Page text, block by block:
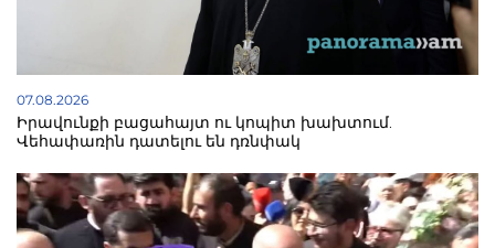
07.08.2026
Իրավունքի բացահայտ ու կոպիտ խախտում.
Վեհափառին դատելու են դռնփակ